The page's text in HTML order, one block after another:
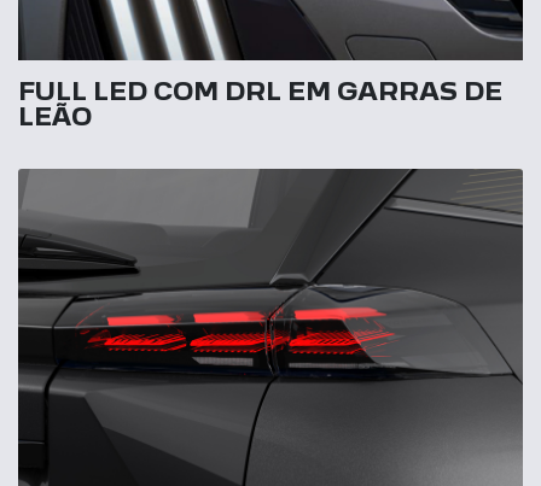
FULL LED COM DRL EM GARRAS DE
LEÃO